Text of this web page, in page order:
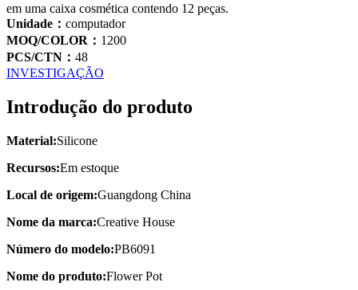
em uma caixa cosmética contendo 12 peças.
Unidade： computador
MOQ/COLOR： 1200
PCS/CTN： 48
INVESTIGAÇÃO
Introdução do produto
Material:Silicone
Recursos:Em estoque
Local de origem:Guangdong China
Nome da marca:Creative House
Número do modelo:PB6091
Nome do produto:Flower Pot